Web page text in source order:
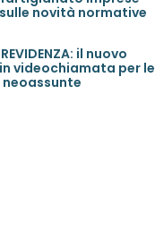
novità normative
il nuovo
videochiamata per le